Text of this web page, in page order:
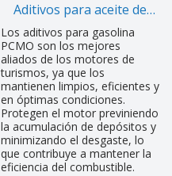
Aditivos para aceite de
motor de gasolina
Los aditivos para gasolina
PCMO son los mejores
aliados de los motores de
turismos, ya que los
mantienen limpios, eficientes y
en óptimas condiciones.
Protegen el motor previniendo
la acumulación de depósitos y
minimizando el desgaste, lo
que contribuye a mantener la
eficiencia del combustible.